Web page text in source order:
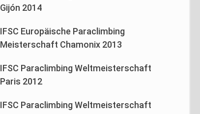
Gijón 2014
IFSC Europäische Paraclimbing
Meisterschaft Chamonix 2013
IFSC Paraclimbing Weltmeisterschaft
Paris 2012
IFSC Paraclimbing Weltmeisterschaft